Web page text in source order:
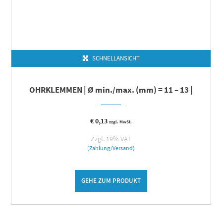
SCHNELLANSICHT
OHRKLEMMEN | Ø min./max. (mm) = 11 – 13 |
€0,13 zzgl. MwSt.
Zzgl. 19% VAT
(Zahlung/Versand)
GEHE ZUM PRODUKT